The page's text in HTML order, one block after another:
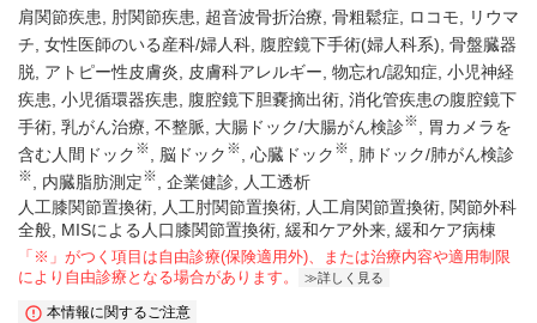
肩関節疾患
肘関節疾患 超音波骨折治療 骨粗鬆症 ロコモ
リウマ
チ 女性医師のいる産科/婦人科 腹腔鏡下手術(婦人科系) 骨盤臓器
脱 アトピー性皮膚炎 皮膚科アレルギー 物忘れ/認知症 小児神経
疾患 小児循環器疾患 腹腔鏡下胆嚢摘出術 消化管疾患の腹腔鏡下
手術 乳がん治療 不整脈 大腸ドック/大腸がん検診※
胃カメラを
含む人間ドック ※ 脳ドック ※ 心臓ドック ※ 肺ドック/肺がん検診
※ 内臓脂肪測定※ 企業健診
人工透析
人工膝関節置換術, 人工肘関節置換術, 人工肩関節置換術, 関節外科
全般, MISによる人口膝関節置換術, 緩和ケア外来, 緩和ケア病棟
「※」がつく項目は自由診療(保険適用外)、または治療内容や適用制限
により自由診療となる場合があります。
詳しく見る
本情報に関するご注意